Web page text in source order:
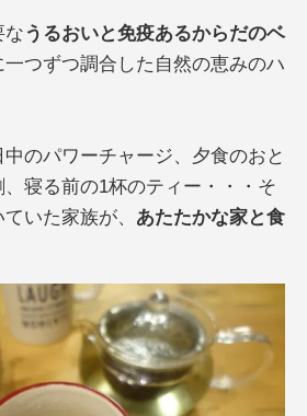
な うるおいと免疫あるからだのベ
一つずつ調合した自然の恵みのハ
のパワーチャージ、夕食のおと
寝る前の1杯のティー・・・そ
いた家族が、 あたたかな家と食